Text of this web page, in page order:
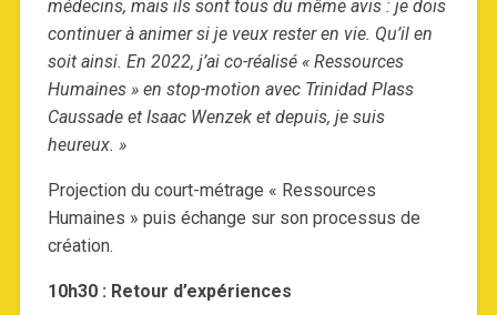
médecins, mais ils sont tous du même avis : je dois
continuer à animer si je veux rester en vie. Qu’il en
soit ainsi. En 2022, j’ai co-réalisé « Ressources
Humaines » en stop-motion avec Trinidad Plass
Caussade et Isaac Wenzek et depuis, je suis
heureux. »
Projection du court-métrage « Ressources
Humaines » puis échange sur son processus de
création.
10h30 : Retour d’expériences